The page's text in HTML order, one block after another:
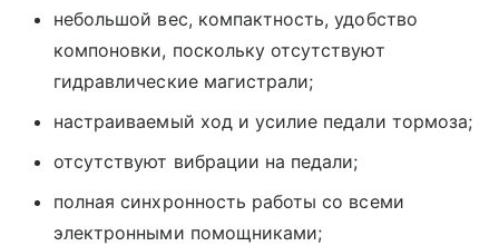
­небольшой вес, компактность, удобство
компоновки, поскольку отсутствуют
гидравлические магистрали;
настраиваемый ход и усилие педали тормоза;
отсутствуют вибрации на педали;
полная синхронность работы со всеми
электронными помощниками;